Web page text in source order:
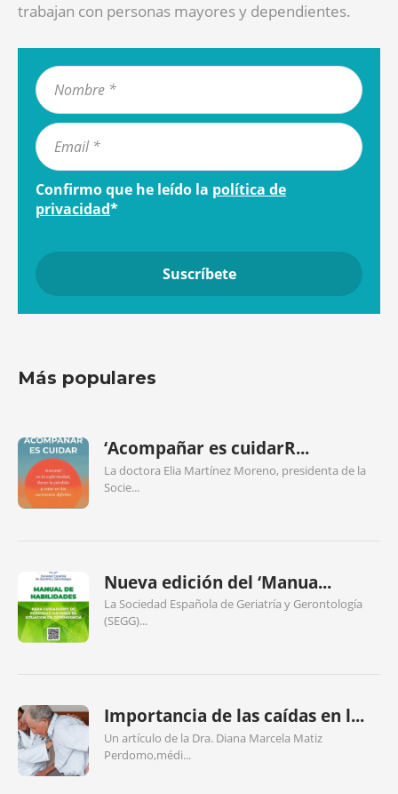
trabajan con personas mayores y dependientes.
Confirmo que he leído la política de
privacidad*
Más populares
‘Acompañar es cuidarR...
La doctora Elia Martínez Moreno, presidenta de la
Socie...
Nueva edición del ‘Manua...
La Sociedad Española de Geriatría y Gerontología
(SEGG)...
Importancia de las caídas en l...
Un artículo de la Dra. Diana Marcela Matiz
Perdomo,médi...